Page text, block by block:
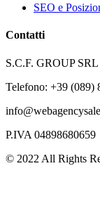
SEO e
Contatti
S.C.F. GROUP SRL
Telefono: +39 (089)
P.IVA 04898680659
© 2022 All Rights